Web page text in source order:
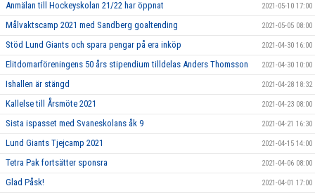
Anmälan till Hockeyskolan 21/22 har öppnat 2021-05-10 17:00
Målvaktscamp 2021 med Sandberg goaltending 2021-05-05 08:00
Stöd Lund Giants och spara pengar på era inköp 2021-04-30 16:00
Elitdomarföreningens 50 års stipendium tilldelas Anders Thomsson 2021-04-30 10:00
Ishallen är stängd 2021-04-28 18:32
Kallelse till Årsmöte 2021 2021-04-23 08:00
Sista ispasset med Svaneskolans åk 9 2021-04-21 16:30
Lund Giants Tjejcamp 2021 2021-04-15 14:00
Tetra Pak fortsätter sponsra 2021-04-06 08:00
Glad Påsk! 2021-04-01 17:00